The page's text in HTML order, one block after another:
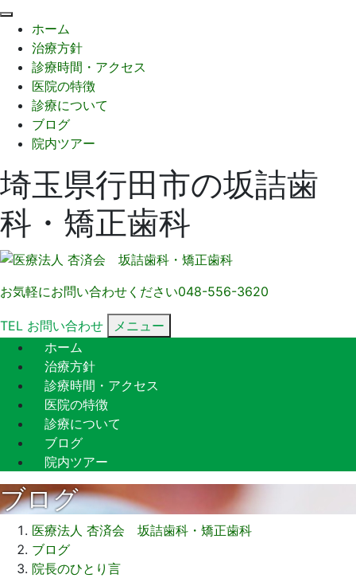
ホーム
治療方針
診療時間・アクセス
医院の特徴
診療について
ブログ
院内ツアー
埼玉県行田市の坂詰歯
科・矯正歯科
お気軽にお問い合わせください048-556-3620
TEL お問い合わせ
メニュー
ホーム
治療方針
診療時間・アクセス
医院の特徴
診療について
ブログ
院内ツアー
ブログ
医療法人 杏済会 坂詰歯科・矯正歯科
ブログ
院長のひとり言